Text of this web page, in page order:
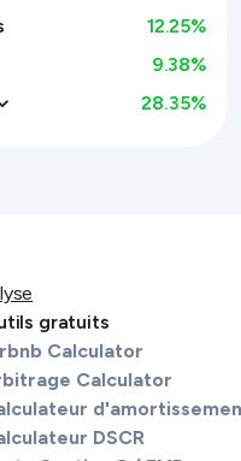
12.25%
9.38%
28.35%
gratuits
Calculator
Calculator
DSCR